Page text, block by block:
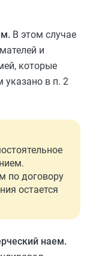
В этом случае
и
которые
в п. 2
по договору
остается
наем.